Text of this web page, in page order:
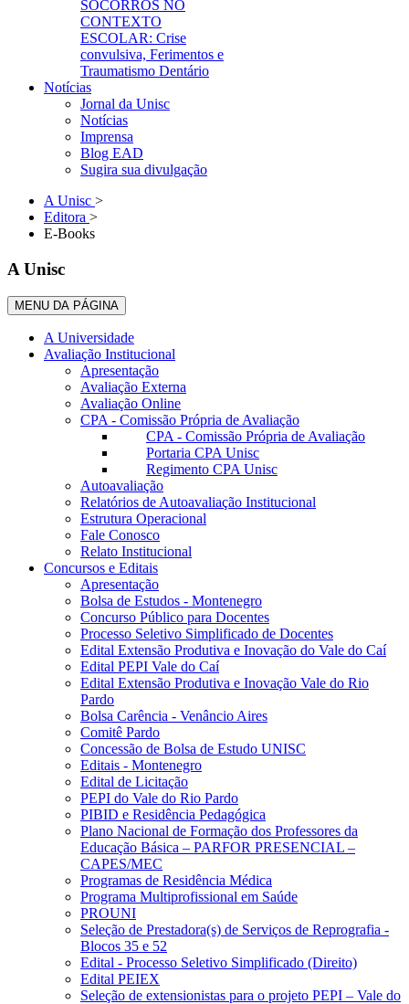
SOCORROS NO
CONTEXTO
ESCOLAR: Crise
convulsiva, Ferimentos e
Traumatismo Dentário
Notícias
Jornal da Unisc
Notícias
Imprensa
Blog EAD
Sugira sua divulgação
A Unisc >
Editora >
E-Books
A Unisc
MENU DA PÁGINA
A Universidade
Avaliação Institucional
Apresentação
Avaliação Externa
Avaliação Online
CPA - Comissão Própria de Avaliação
CPA - Comissão Própria de Avaliação
Portaria CPA Unisc
Regimento CPA Unisc
Autoavaliação
Relatórios de Autoavaliação Institucional
Estrutura Operacional
Fale Conosco
Relato Institucional
Concursos e Editais
Apresentação
Bolsa de Estudos - Montenegro
Concurso Público para Docentes
Processo Seletivo Simplificado de Docentes
Edital Extensão Produtiva e Inovação do Vale do Caí
Edital PEPI Vale do Caí
Edital Extensão Produtiva e Inovação Vale do Rio
Pardo
Bolsa Carência - Venâncio Aires
Comitê Pardo
Concessão de Bolsa de Estudo UNISC
Editais - Montenegro
Edital de Licitação
PEPI do Vale do Rio Pardo
PIBID e Residência Pedagógica
Plano Nacional de Formação dos Professores da
Educação Básica – PARFOR PRESENCIAL –
CAPES/MEC
Programas de Residência Médica
Programa Multiprofissional em Saúde
PROUNI
Seleção de Prestadora(s) de Serviços de Reprografia -
Blocos 35 e 52
Edital - Processo Seletivo Simplificado (Direito)
Edital PEIEX
Seleção de extensionistas para o projeto PEPI – Vale do